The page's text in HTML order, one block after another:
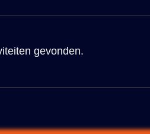
gevonden.